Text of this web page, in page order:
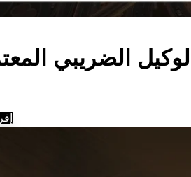
الضريبي